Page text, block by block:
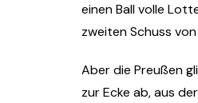
einen Ball volle
zweiten Schuss
Aber die Preußen
zur Ecke ab, aus